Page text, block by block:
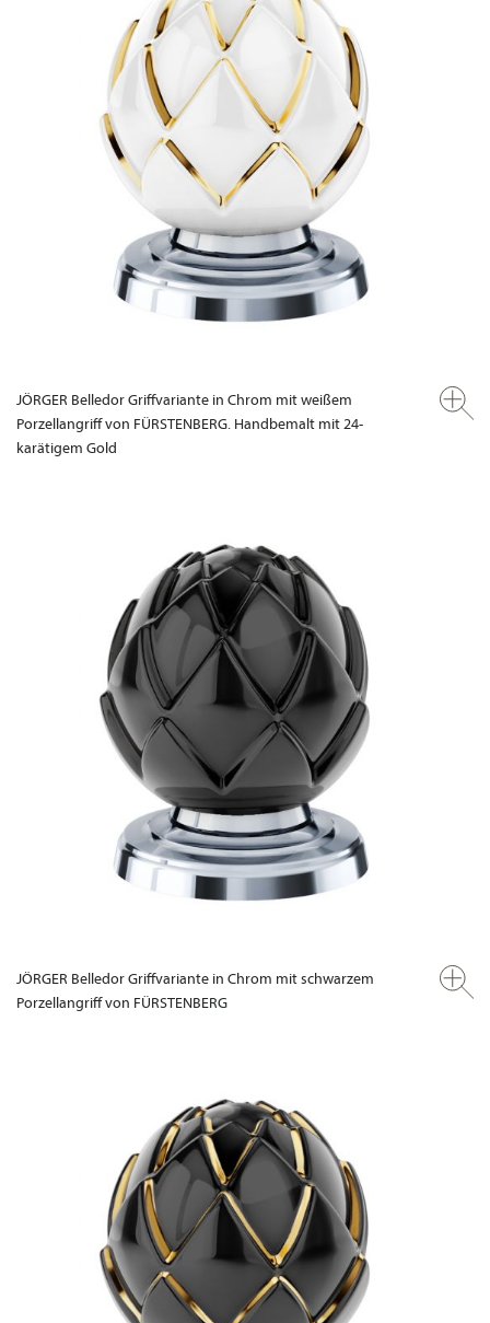
JÖRGER Belledor Griffvariante in Chrom mit weißem
Porzellangriff von FÜRSTENBERG. Handbemalt mit 24-
karätigem Gold
JÖRGER Belledor Griffvariante in Chrom mit schwarzem
Porzellangriff von FÜRSTENBERG